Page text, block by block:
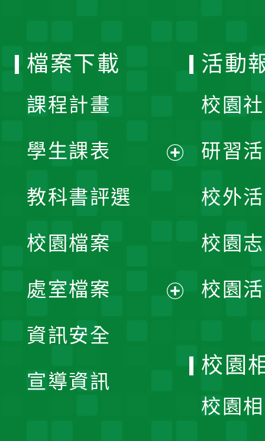
檔案下載
課程計畫
學生課表
單
教科書評選
校園檔案
處室檔案
資訊安全
宣導資訊
活動
校園
研習
校外
校園
校園
校園
校園